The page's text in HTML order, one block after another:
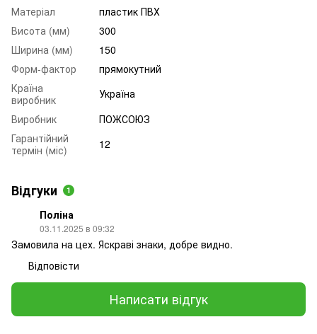
Матеріал
пластик ПВХ
Висота (мм)
300
Ширина (мм)
150
Форм-фактор
прямокутний
Країна
виробник
Україна
Виробник
ПОЖСОЮЗ
Гарантійний
термін (міс)
12
Відгуки 1
Поліна
03.11.2025 в 09:32
Замовила на цех. Яскраві знаки, добре видно.
Відповісти
Написати відгук